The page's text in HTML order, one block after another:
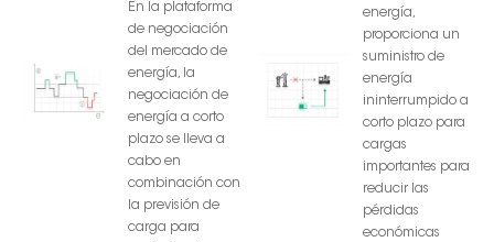
En la plataforma
de negociación
del mercado de
energía, la
negociación de
energía a corto
plazo se lleva a
cabo en
combinación con
la previsión de
carga para
energía,
proporciona un
suministro de
energía
ininterrumpido a
corto plazo para
cargas
importantes para
reducir las
pérdidas
económicas